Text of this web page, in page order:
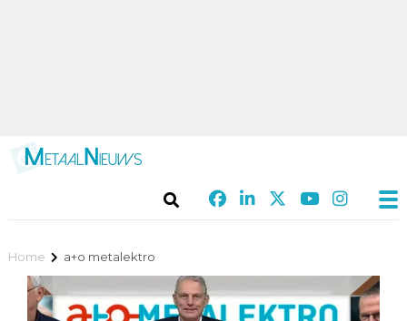
Home a+o metalektro